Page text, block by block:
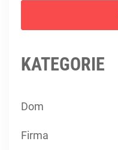
KATEGORIE
Dom
Firma